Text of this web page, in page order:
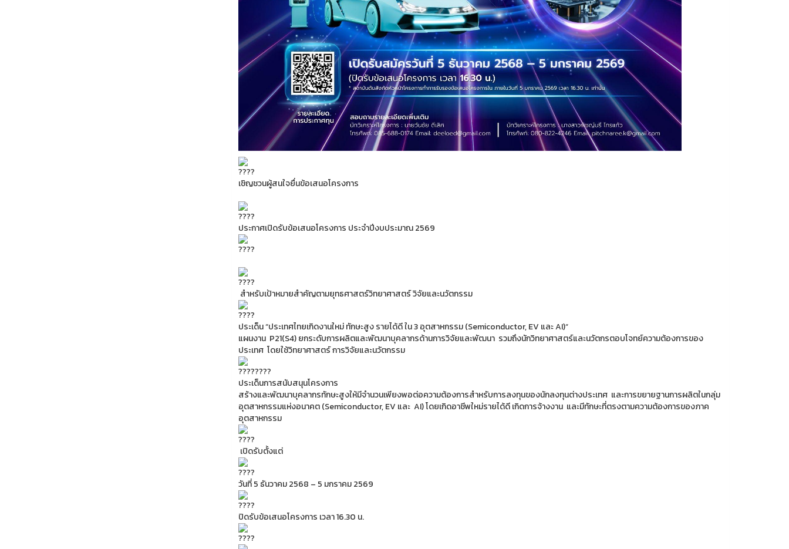
เชิญชวนผู้สนใจยื่นข้อเสนอโครงการ
ประกาศเปิดรับข้อเสนอโครงการ ประจำปีงบประมาณ 2569
สำหรับเป้าหมายสำคัญตามยุทธศาสตร์วิทยาศาสตร์ วิจัยและนวัตกรรม
ประเด็น “ประเทศไทยเกิดงานใหม่ ทักษะสูง รายได้ดี ใน 3 อุตสาหกรรม (Semiconductor, EV และ AI)“
แผนงาน P21(S4) ยกระดับการผลิตและพัฒนาบุคลากรด้านการวิจัยและพัฒนา รวมถึงนักวิทยาศาสตร์และนวัตกรตอบโจทย์ความต้องการของ
ประเทศ โดยใช้วิทยาศาสตร์ การวิจัยและนวัตกรรม
ประเด็นการสนับสนุนโครงการ
สร้างและพัฒนาบุคลากรทักษะสูงให้มีจำนวนเพียงพอต่อความต้องการสำหรับการลงทุนของนักลงทุนต่างประเทศ และการขยายฐานการผลิตในกลุ่ม
อุตสาหกรรมแห่งอนาคต (Semiconductor, EV และ AI) โดยเกิดอาชีพใหม่รายได้ดี เกิดการจ้างงาน และมีทักษะที่ตรงตามความต้องการของภาค
อุตสาหกรรม
เปิดรับตั้งแต่
วันที่ 5 ธันวาคม 2568 – 5 มกราคม 2569
ปิดรับข้อเสนอโครงการ เวลา 16.30 น.